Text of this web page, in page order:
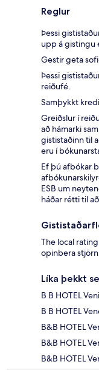
Reglur
Þessi
upp á gistingu
Gestir geta
Þessi
reiðufé.
Samþykkt
Greiðslur í
að hámarki
gististaðinn til
eru í
Ef þú afbókar
ESB um
háðar rétti til
The local
opinbera
Líka þekkt
B B HOTEL
B B HOTEL
B&B HOTEL
B&B HOTEL
B&B HOTEL